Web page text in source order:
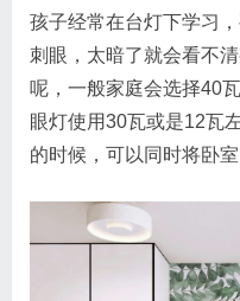
孩子经常在台灯下学习
刺眼，太暗了就会看不
呢，一般家庭会选择40
眼灯使用30瓦或是12瓦
的时候，可以同时将卧